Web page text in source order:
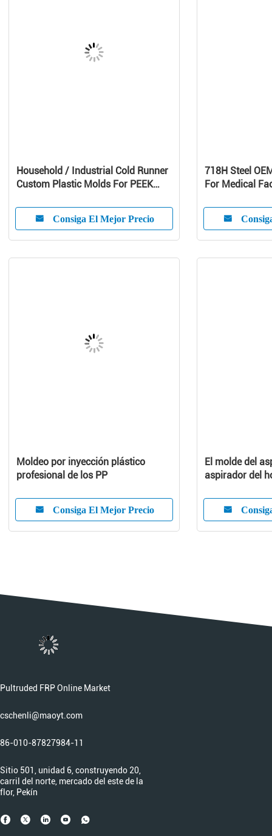
Household / Industrial Cold Runner
Custom Plastic Molds For PEEK
Consiga El Mejor Precio
718H Steel
For Medical
Moldeo por inyección plástico
profesional de los PP
Consiga El Mejor Precio
El molde del
aspirador del
cubierta del
aparato
Pultruded FRP Online Market
cschenli@maoyt.com
86-010-87827984-11
Sitio 501, unidad 6, construyendo 20,
carril del norte, mercado del este de la
flor, Pekín